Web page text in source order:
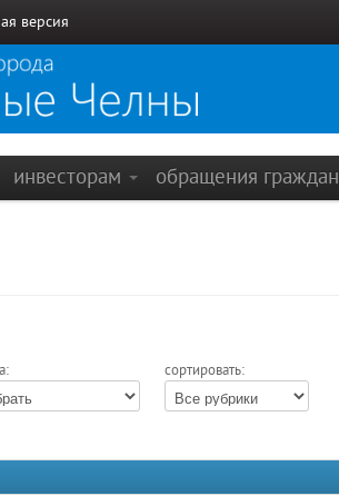
версия
инвесторам обращения граждан
сортировать: